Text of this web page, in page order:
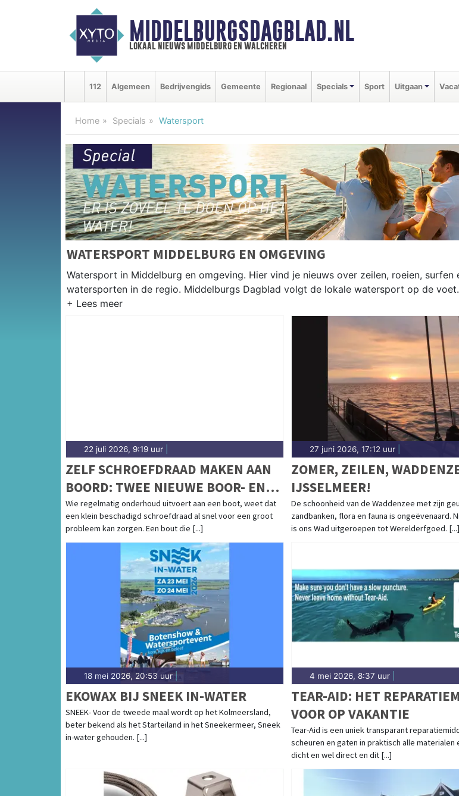
MIDDELBURGSDAGBLAD.NL
lokaal nieuws middelburg en walcheren
112 Algemeen Bedrijvengids Gemeente Regionaal Specials Sport Uitgaan
Home Specials Watersport
WATERSPORT MIDDELBURG EN OMGEVING
Watersport in Middelburg en omgeving. Hier vind je nieuws over zeilen, roeien, surfen
watersporten in de regio. Middelburgs Dagblad volgt de lokale watersport op de voet.
22 juli 2026, 9:19 uur
ZELF SCHROEFDRAAD MAKEN AAN
BOORD: TWEE NIEUWE BOOR- EN
TAPSETS VOOR BOOTONDERHOUD
Wie regelmatig onderhoud uitvoert aan een boot, weet dat
een klein beschadigd schroefdraad al snel voor een groot
probleem kan zorgen. Een bout die [...]
27 juni 2026, 17:12 uur|
ZOMER, ZEILEN,
IJSSELMEER!
De schoonheid van de Waddenzee met zijn
zandbanken, flora en fauna is ongeëvenaard.
is ons Wad uitgeroepen tot Werelderfgoed. [...]
18 mei 2026, 20:53 uur
EKOWAX BIJ SNEEK IN-WATER
SNEEK- Voor de tweede maal wordt op het Kolmeersland,
beter bekend als het Starteiland in het Sneekermeer, Sneek
in-water gehouden. [...]
4 mei 2026, 8:37 uur|
TEAR-AID: HET
VOOR OP VAKANTIE
Tear-Aid is een uniek transparant
scheuren en gaten in praktisch alle materialen
dicht en wel direct en dit [...]